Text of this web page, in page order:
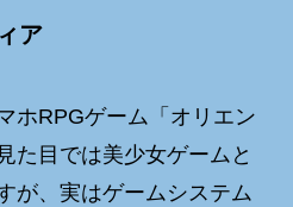
ア
ホRPGゲーム「オリエン
た目では美少女ゲームと
が、実はゲームシステム